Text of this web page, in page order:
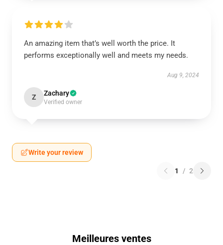
An amazing item that’s well worth the price. It
performs exceptionally well and meets my needs.
Aug 9, 2024
Z Zachary
Verified owner
Write your review
1 / 2
Meilleures ventes